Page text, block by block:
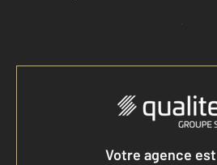
Accéder à mon
Votre agence